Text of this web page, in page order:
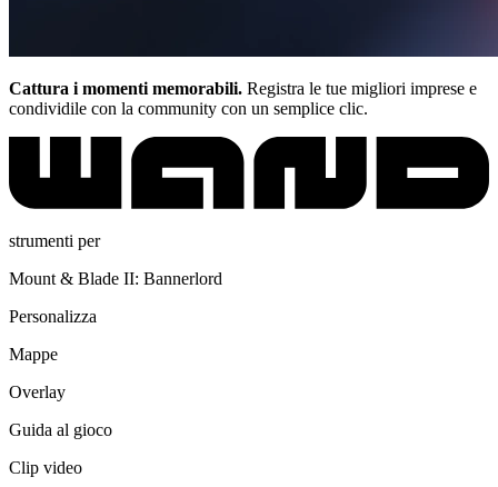
Cattura i momenti memorabili. Registra le tue migliori imprese e
condividile con la community con un semplice clic.
strumenti per
Mount & Blade II: Bannerlord
Personalizza
Mappe
Overlay
Guida al gioco
Clip video